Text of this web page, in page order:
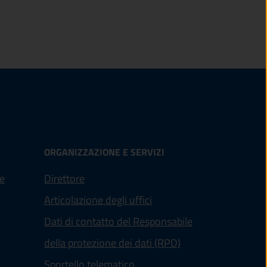
ORGANIZZAZIONE E SERVIZI
Direttore
Articolazione degli uffici
Dati di contatto del Responsabile
della protezione dei dati (RPD)